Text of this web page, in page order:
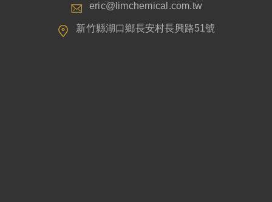
eric@limchemical.com.tw
新竹縣湖口鄉長安村長興路51號